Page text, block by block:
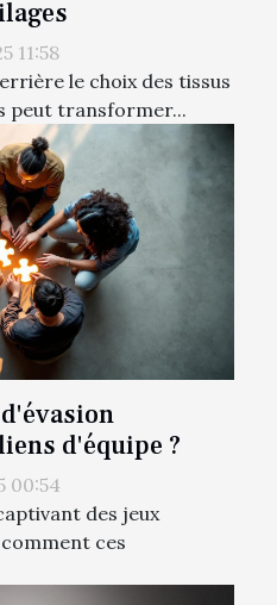
11:58
le choix des tissus
peut transformer...
d'équipe ?
00:54
des jeux
ces